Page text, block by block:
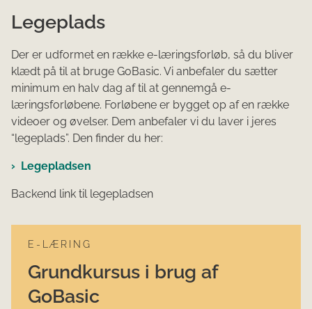
Legeplads
Der er udformet en række e-læringsforløb, så du bliver
klædt på til at bruge GoBasic. Vi anbefaler du sætter
minimum en halv dag af til at gennemgå e-
læringsforløbene. Forløbene er bygget op af en række
videoer og øvelser. Dem anbefaler vi du laver i jeres
“legeplads”. Den finder du her:
Legepladsen
Backend link til legepladsen
E-LÆRING
Grundkursus i brug af
GoBasic